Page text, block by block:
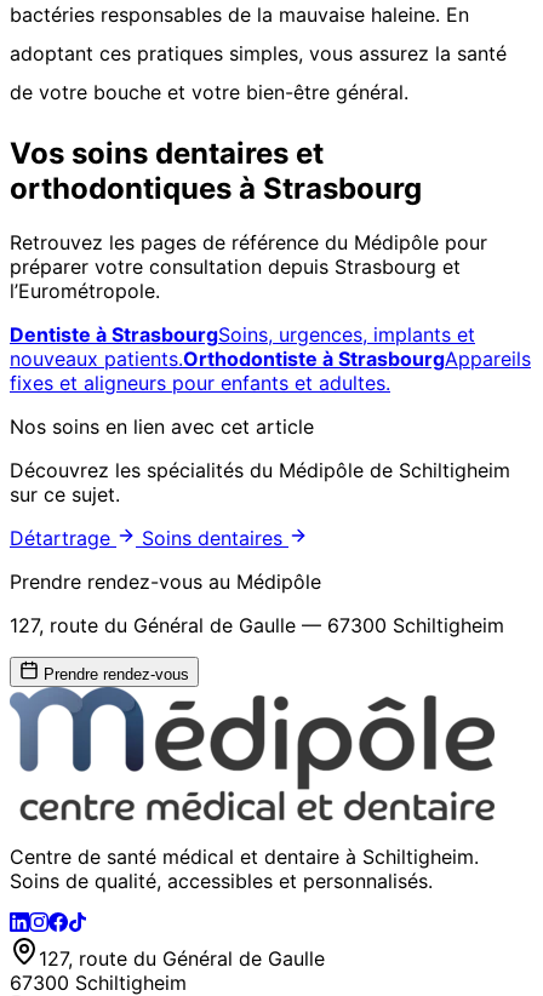
bactéries responsables de la mauvaise haleine. En
adoptant ces pratiques simples, vous assurez la santé
de votre bouche et votre bien-être général.
Vos soins dentaires et
orthodontiques à Strasbourg
Retrouvez les pages de référence du Médipôle pour
préparer votre consultation depuis Strasbourg et
l’Eurométropole.
Dentiste à StrasbourgSoins, urgences, implants et
nouveaux patients.Orthodontiste à StrasbourgAppareils
fixes et aligneurs pour enfants et adultes.
Nos soins en lien avec cet article
Découvrez les spécialités du Médipôle de Schiltigheim
sur ce sujet.
Détartrage
Soins dentaires
Prendre rendez-vous au Médipôle
127, route du Général de Gaulle — 67300 Schiltigheim
Prendre rendez-vous
Centre de santé médical et dentaire à Schiltigheim.
Soins de qualité, accessibles et personnalisés.
127, route du Général de Gaulle
67300 Schiltigheim